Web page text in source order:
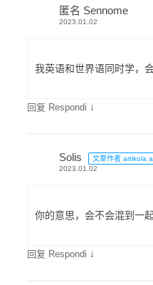
匿名 Sennome
2023.01.02
我英语和世界语同时学，
回复 Respondi ↓
Solis
文章作者 artikola
2023.01.02
你的意思，会不会混到一
回复 Respondi ↓